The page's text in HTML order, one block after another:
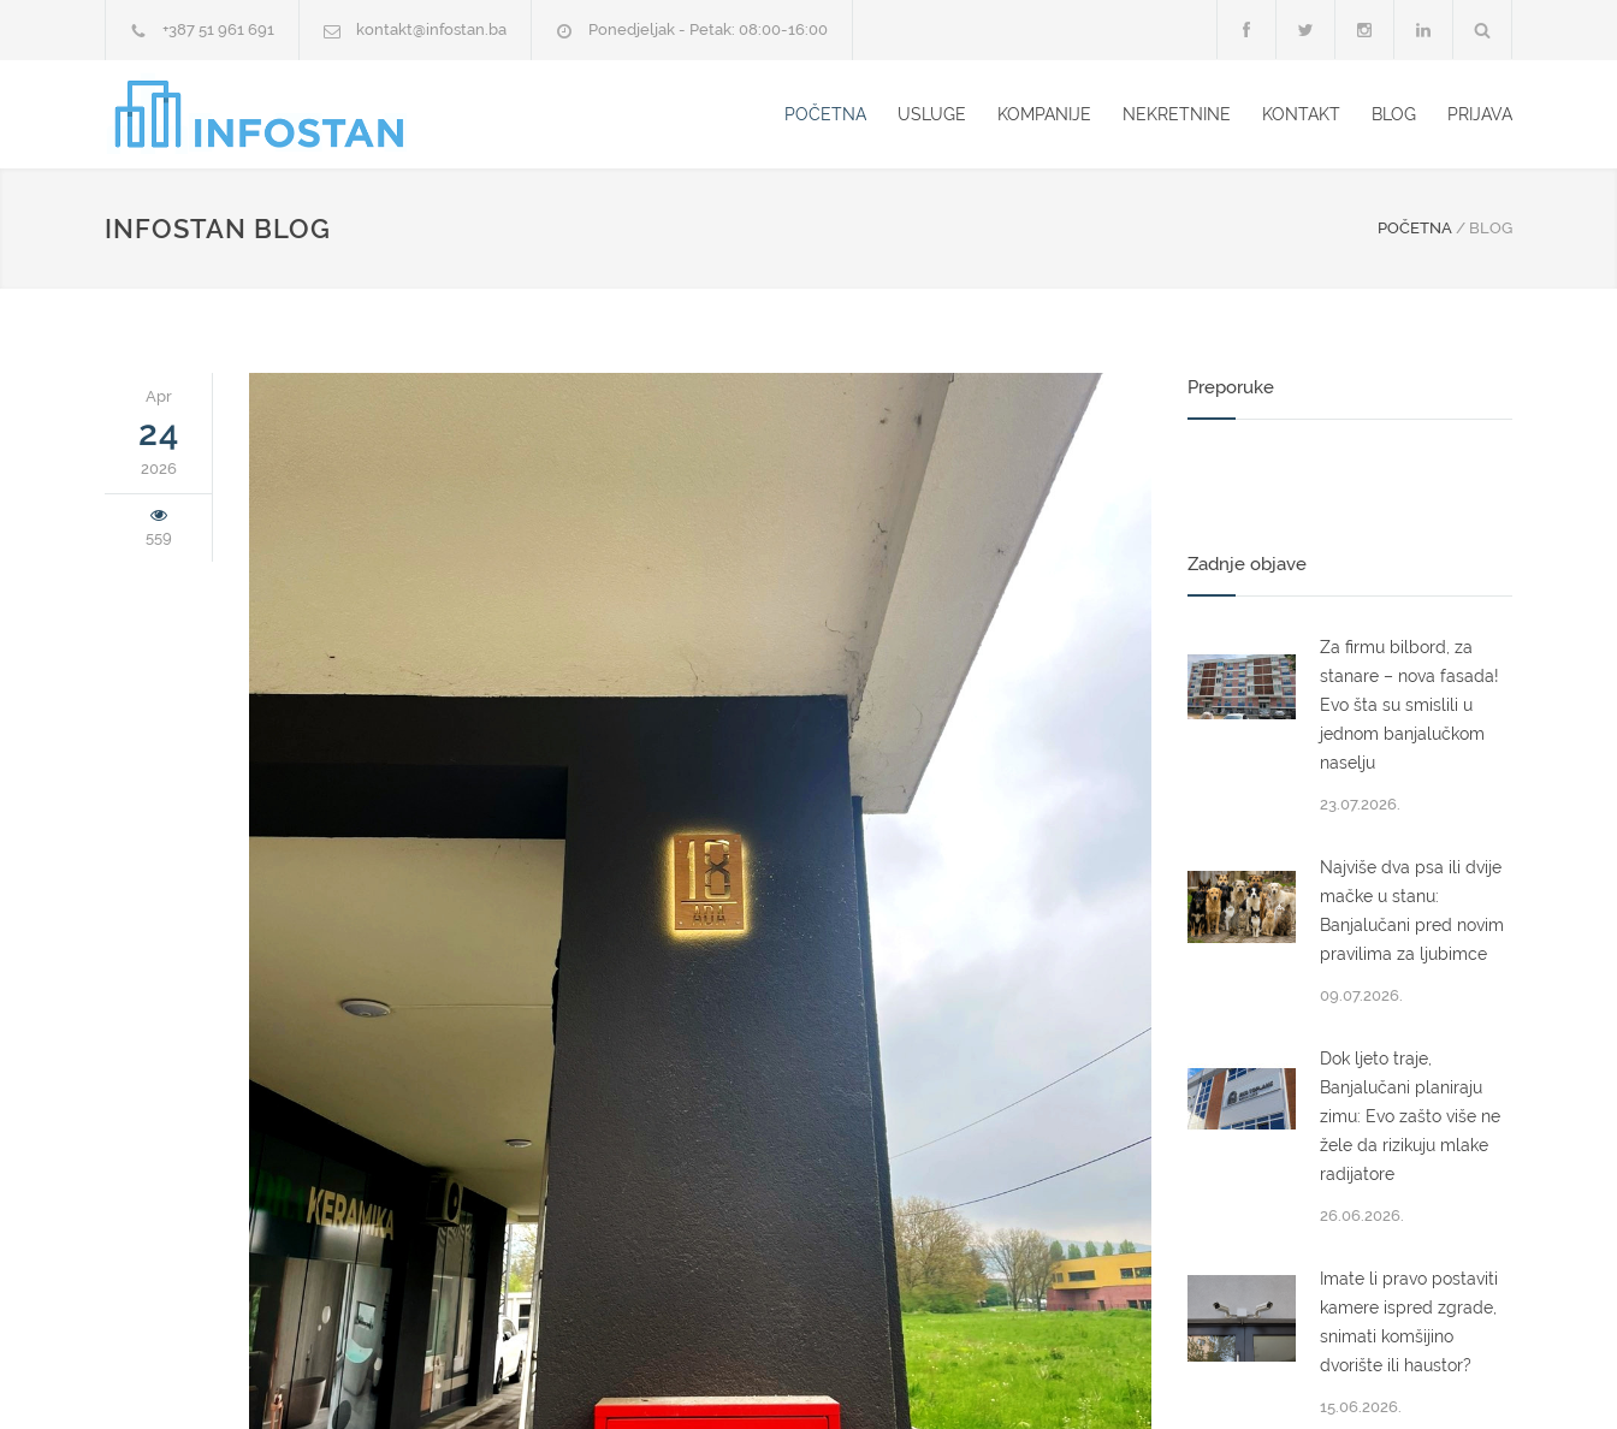
+387 51 961 691 kontakt@infostan.ba Ponedjeljak - Petak: 08:00-16:00
POČETNA USLUGE KOMPANIJE NEKRETNINE KONTAKT BLOG PRIJAVA
INFOSTAN BLOG POČETNA / BLOG
Apr
24
2026
559
Preporuke
Zadnje objave
Za firmu bilbord, za
stanare – nova fasada!
Evo šta su smislili u
jednom banjalučkom
naselju
23.07.2026.
Najviše dva psa ili dvije
mačke u stanu:
Banjalučani pred novim
pravilima za ljubimce
09.07.2026.
Dok ljeto traje,
Banjalučani planiraju
zimu: Evo zašto više ne
žele da rizikuju mlake
radijatore
26.06.2026.
Imate li pravo postaviti
kamere ispred zgrade,
snimati komšijino
dvorište ili haustor?
15.06.2026.